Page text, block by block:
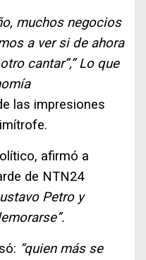
muchos negocios
a ver si de ahora
cantar”,” Lo que
las impresiones
afirmó a
de NTN24
Petro y
“quien más se